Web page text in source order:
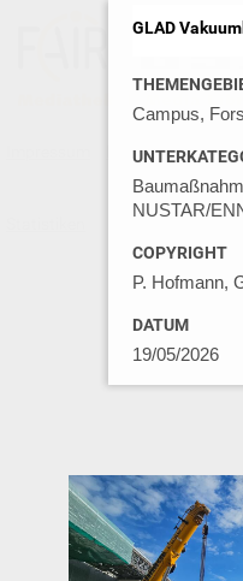
Datenschutz
GLAD
Campus,
NUSTAR/
COPYRIGHT
P. Hofmann,
DATUM
19/05/2026